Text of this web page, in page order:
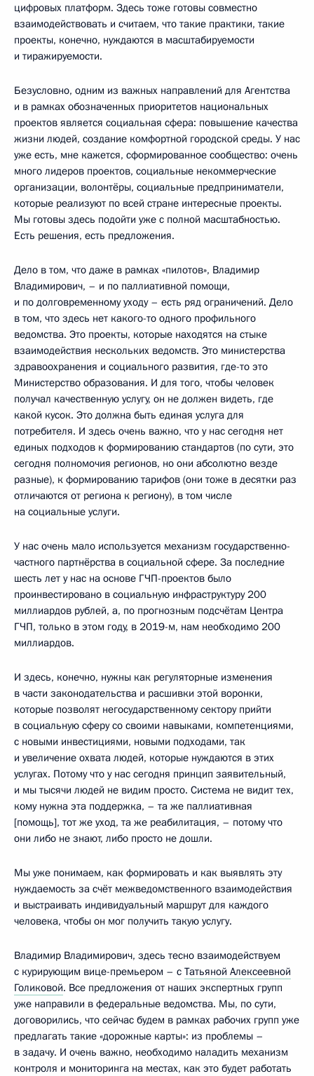
цифровых платформ. Здесь тоже готовы совместно
взаимодействовать и считаем, что такие практики, такие
проекты, конечно, нуждаются в масштабируемости
и тиражируемости.
Безусловно, одним из важных направлений для Агентства
и в рамках обозначенных приоритетов национальных
проектов является социальная сфера: повышение качества
жизни людей, создание комфортной городской среды. У нас
уже есть, мне кажется, сформированное сообщество: очень
много лидеров проектов, социальные некоммерческие
организации, волонтёры, социальные предприниматели,
которые реализуют по всей стране интересные проекты.
Мы готовы здесь подойти уже с полной масштабностью.
Есть решения, есть предложения.
Дело в том, что даже в рамках «пилотов», Владимир
Владимирович, – и по паллиативной помощи,
и по долговременному уходу – есть ряд ограничений. Дело
в том, что здесь нет какого-то одного профильного
ведомства. Это проекты, которые находятся на стыке
взаимодействия нескольких ведомств. Это министерства
здравоохранения и социального развития, где-то это
Министерство образования. И для того, чтобы человек
получал качественную услугу, он не должен видеть, где
какой кусок. Это должна быть единая услуга для
потребителя. И здесь очень важно, что у нас сегодня нет
единых подходов к формированию стандартов (по сути, это
сегодня полномочия регионов, но они абсолютно везде
разные), к формированию тарифов (они тоже в десятки раз
отличаются от региона к региону), в том числе
на социальные услуги.
У нас очень мало используется механизм государственно-
частного партнёрства в социальной сфере. За последние
шесть лет у нас на основе ГЧП-проектов было
проинвестировано в социальную инфраструктуру 200
миллиардов рублей, а, по прогнозным подсчётам Центра
ГЧП, только в этом году, в 2019-м, нам необходимо 200
миллиардов.
И здесь, конечно, нужны как регуляторные изменения
в части законодательства и расшивки этой воронки,
которые позволят негосударственному сектору прийти
в социальную сферу со своими навыками, компетенциями,
с новыми инвестициями, новыми подходами, так
и увеличение охвата людей, которые нуждаются в этих
услугах. Потому что у нас сегодня принцип заявительный,
и мы тысячи людей не видим просто. Система не видит тех,
кому нужна эта поддержка, – та же паллиативная
[помощь], тот же уход, та же реабилитация, – потому что
они либо не знают, либо просто не дошли.
Мы уже понимаем, как формировать и как выявлять эту
нуждаемость за счёт межведомственного взаимодействия
и выстраивать индивидуальный маршрут для каждого
человека, чтобы он мог получить такую услугу.
Владимир Владимирович, здесь тесно взаимодействуем
с курирующим вице-премьером – с Татьяной Алексеевной
Голиковой. Все предложения от наших экспертных групп
уже направили в федеральные ведомства. Мы, по сути,
договорились, что сейчас будем в рамках рабочих групп уже
предлагать такие «дорожные карты»: из проблемы –
в задачу. И очень важно, необходимо наладить механизм
контроля и мониторинга на местах, как это будет работать